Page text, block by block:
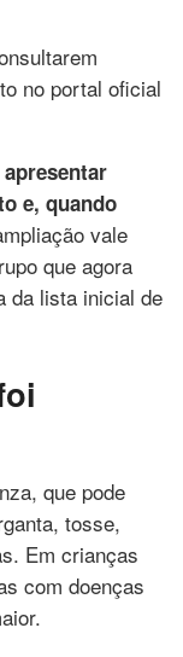
no portal oficial
e, quando
vale
que agora
da lista inicial de
que pode
tosse,
Em crianças
com doenças